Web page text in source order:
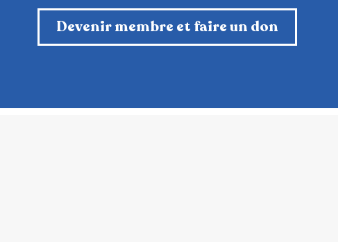
Devenir membre et faire un don